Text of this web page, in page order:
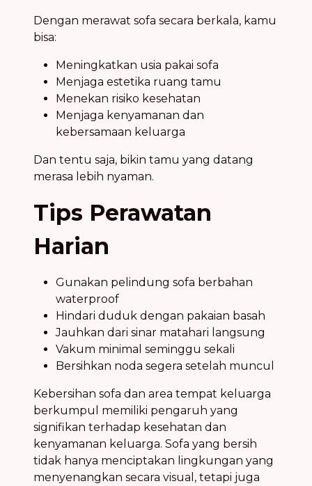
Dengan merawat sofa secara berkala, kamu
bisa:
Meningkatkan usia pakai sofa
Menjaga estetika ruang tamu
Menekan risiko kesehatan
Menjaga kenyamanan dan
kebersamaan keluarga
Dan tentu saja, bikin tamu yang datang
merasa lebih nyaman.
Tips Perawatan
Harian
Gunakan pelindung sofa berbahan
waterproof
Hindari duduk dengan pakaian basah
Jauhkan dari sinar matahari langsung
Vakum minimal seminggu sekali
Bersihkan noda segera setelah muncul
Kebersihan sofa dan area tempat keluarga
berkumpul memiliki pengaruh yang
signifikan terhadap kesehatan dan
kenyamanan keluarga. Sofa yang bersih
tidak hanya menciptakan lingkungan yang
menyenangkan secara visual, tetapi juga